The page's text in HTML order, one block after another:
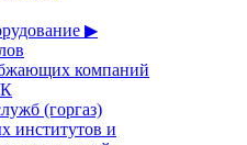
▶
компаний
(горгаз)
институтов и